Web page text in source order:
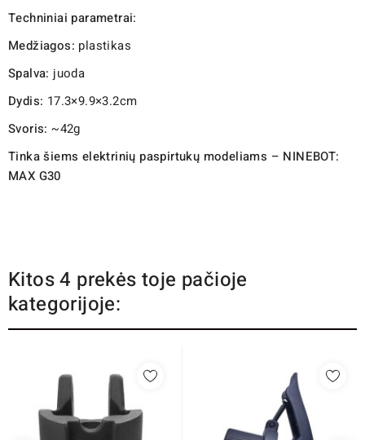
Techniniai parametrai:
Medžiagos: plastikas
Spalva: juoda
Dydis: 17.3×9.9×3.2cm
Svoris: ~42g
Tinka šiems elektrinių paspirtukų modeliams – NINEBOT:
MAX G30
Kitos 4 prekės toje pačioje
kategorijoje: